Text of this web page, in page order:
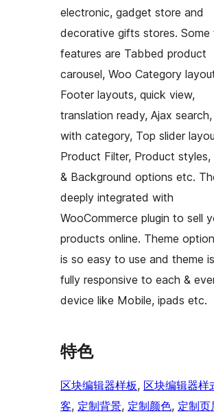
electronic, gadget store and
decorative gifts stores. Some
features are Tabbed product
carousel, Woo Category
Footer layouts, quick view,
translation ready, Ajax
with category, Top slider
Product Filter, Product styles,
& Background options etc.
deeply integrated with
WooCommerce plugin to sell
products online. Theme
is so easy to use and theme
fully responsive to each &
device like Mobile, ipads etc.
特色
区块编辑器样板, 区块编辑器样
客, 定制背景, 定制颜色, 定制页